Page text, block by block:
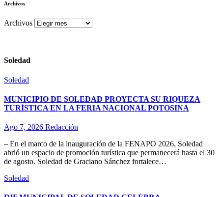
Archivos
Archivos
Soledad
Soledad
MUNICIPIO DE SOLEDAD PROYECTA SU RIQUEZA
TURÍSTICA EN LA FERIA NACIONAL POTOSINA
Ago 7, 2026 Redacción
– En el marco de la inauguración de la FENAPO 2026, Soledad
abrió un espacio de promoción turística que permanecerá hasta el 30
de agosto. Soledad de Graciano Sánchez fortalece…
Soledad